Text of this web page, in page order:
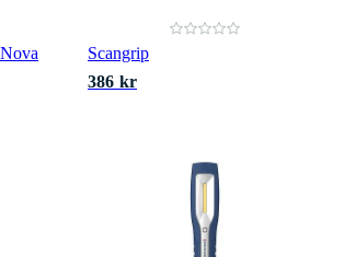
Scangrip
386 kr